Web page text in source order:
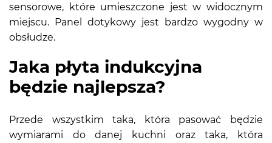
sensorowe, które umieszczone jest w widocznym
miejscu. Panel dotykowy jest bardzo wygodny w
obsłudze.
Jaka płyta indukcyjna
będzie najlepsza?
Przede wszystkim taka, która pasować będzie
wymiarami do danej kuchni oraz taka, która